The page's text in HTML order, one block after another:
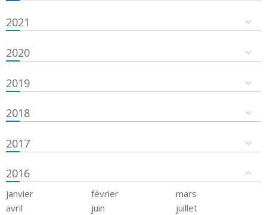
2021
2020
2019
2018
2017
2016
janvier février
mars
avril
juin
juillet